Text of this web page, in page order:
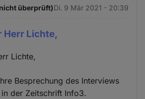
überprüft)Di. 9 Mär 2021 - 20:39
Herr Lichte,
Lichte,
Besprechung des Interviews
der Zeitschrift Info3.